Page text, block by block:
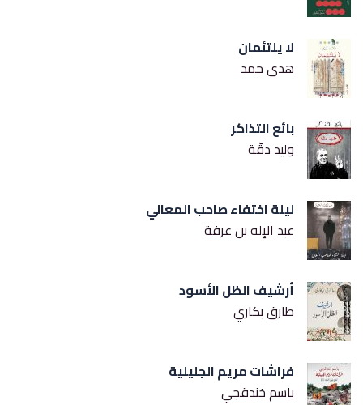
لا يلتئمان
هدى حمد
بائع التذاكر
وليد دقّة
ليلة اختفاء صاحب المعالي
عبد الإله بن عرفة
أرشيف الظل الأسود
طارق بكاري
فراشات مريم الجليلية
باسم خندقجي